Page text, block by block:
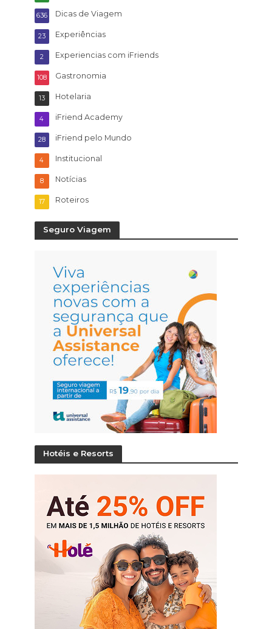
Dicas de Viagem
636
Experiências
23
Experiencias com iFriends
2
Gastronomia
108
Hotelaria
13
iFriend Academy
4
iFriend pelo Mundo
28
Institucional
4
Notícias
8
Roteiros
17
Seguro Viagem
Hotéis e Resorts